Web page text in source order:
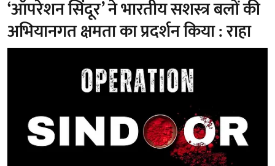
‘ऑपरेशन सिंदूर’ ने भारतीय सशस्त्र बलों की
अभियानगत क्षमता का प्रदर्शन किया : राहा